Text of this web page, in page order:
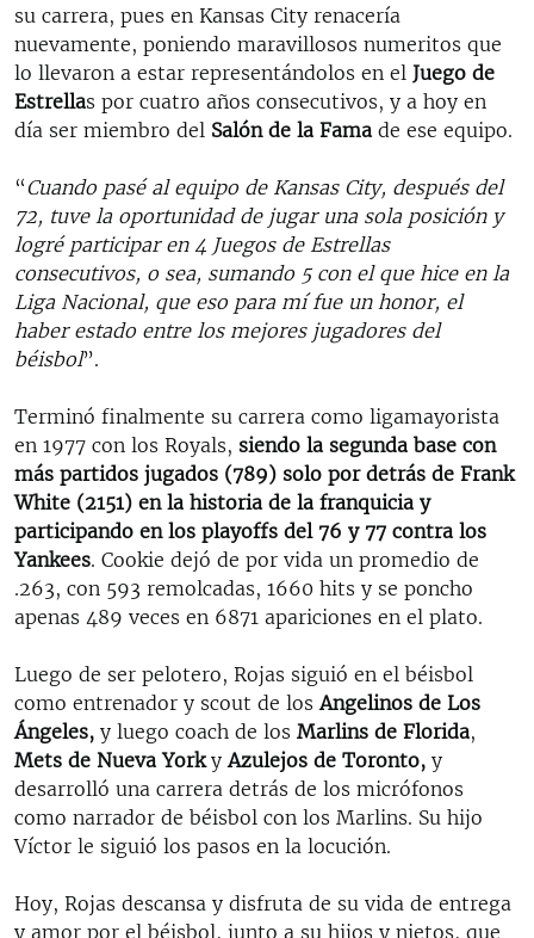
su carrera, pues en Kansas City renacería
nuevamente, poniendo maravillosos numeritos que
lo llevaron a estar representándolos en el Juego de
Estrellas por cuatro años consecutivos, y a hoy en
día ser miembro del Salón de la Fama de ese equipo.
“Cuando pasé al equipo de Kansas City, después del
72, tuve la oportunidad de jugar una sola posición y
logré participar en 4 Juegos de Estrellas
consecutivos, o sea, sumando 5 con el que hice en la
Liga Nacional, que eso para mí fue un honor, el
haber estado entre los mejores jugadores del
béisbol”.
Terminó finalmente su carrera como ligamayorista
en 1977 con los Royals, siendo la segunda base con
más partidos jugados (789) solo por detrás de Frank
White (2151) en la historia de la franquicia y
participando en los playoffs del 76 y 77 contra los
Yankees. Cookie dejó de por vida un promedio de
.263, con 593 remolcadas, 1660 hits y se poncho
apenas 489 veces en 6871 apariciones en el plato.
Luego de ser pelotero, Rojas siguió en el béisbol
como entrenador y scout de los Angelinos de Los
Ángeles, y luego coach de los Marlins de Florida,
Mets de Nueva Yorky Azulejos de Toronto, y
desarrolló una carrera detrás de los micrófonos
como narrador de béisbol con los Marlins. Su hijo
Víctor le siguió los pasos en la locución.
Hoy, Rojas descansa y disfruta de su vida de entrega
y amor por el béisbol, junto a su hijos y nietos, que